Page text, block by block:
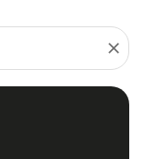
close